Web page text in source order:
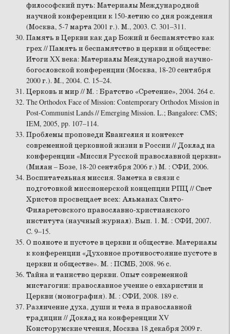
философский путь: Материалы Международной
научной конференции к 150-летию со дня рождения
(Москва, 5-7 марта 2001 г.). М., 2003. С. 301–311.
Память в Церкви как дар Божий и беспамятство как
грех // Память и беспамятство в церкви и обществе:
Итоги XX века: Материалы Международной научно-
богословской конференции (Москва, 18-20 сентября
2000 г.). М., 2004. С. 15–24.
Церковь и мир // М. : Братство «Сретение», 2004. 264 с.
The Orthodox Face of Mission: Contemporary Orthodox Mission in
Post-Communist Lands // Emerging Mission. L.; Bangalore: CMS;
IEM, 2005, pp. 107–114.
Проблемы проповеди Евангелия и контекст
современной церковной жизни в России // Доклад на
конференции «Миссия Русской православной церкви»
(Милан – Бозе, 18-20 сентября 2006 г.) М. : СФИ, 2006.
Воспитательная миссия. Заметка в связи с
подготовкой миссионерской концепции РПЦ // Свет
Христов просвещает всех: Альманах Свято-
Филаретовского православно-христианского
института (научный журнал). Вып. 1. М. : СФИ, 2007.
С. 9–15.
О полноте и пустоте в церкви и обществе. Материалы
к конференции «Духовное противостояние пустоте в
церкви и обществе». М. : ПСМБ, 2008. 96 с.
Тайна и таинство церкви. Опыт современной
мистагогии: православное учение о евхаристии и
Церкви (монография). М. : СФИ, 2008. 189 с.
Различение духа, души и тела в православной
традиции // Доклад на конференции XV
Консторумские чтения, Москва 18 декабря 2009 г.